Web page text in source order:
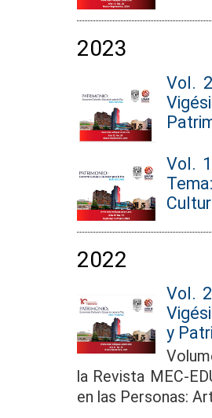
2023
Vol.
Vol.
2022
Vol.
y
la Revista MEC-
en las Personas: